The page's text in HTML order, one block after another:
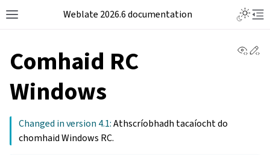
Weblate 2026.6 documentation
Comhaid RC
Windows
Changed in version 4.1:Athscríobhadh tacaíocht do
chomhaid Windows RC.